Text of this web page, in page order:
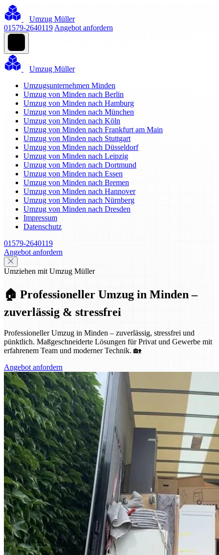
Umzug Müller
01579-2640119 Angebot anfordern
Umzug Müller
Umzugsunternehmen Minden
Umzug von Minden nach Berlin
Umzug von Minden nach Hamburg
Umzug von Minden nach München
Umzug von Minden nach Köln
Umzug von Minden nach Frankfurt am Main
Umzug von Minden nach Stuttgart
Umzug von Minden nach Düsseldorf
Umzug von Minden nach Leipzig
Umzug von Minden nach Dortmund
Umzug von Minden nach Essen
Umzug von Minden nach Bremen
Umzug von Minden nach Hannover
Umzug von Minden nach Nürnberg
Umzug von Minden nach Dresden
Impressum
Datenschutz
01579-2640119
Angebot anfordern
Umziehen mit Umzug Müller
🏠 Professioneller Umzug in Minden –
zuverlässig & stressfrei
Professioneller Umzug in Minden – zuverlässig, stressfrei und
pünktlich. Maßgeschneiderte Lösungen für Privat und Gewerbe mit
erfahrenem Team und moderner Technik. 🏡
Angebot anfordern